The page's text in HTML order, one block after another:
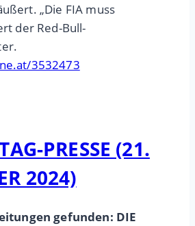
„Die FIA muss
der Red-Bull-
3532473
PRESSE (21.
2024)
gefunden: DIE